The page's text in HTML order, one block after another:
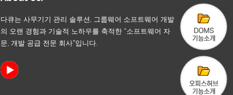
다큐는 사무기기 관리 솔루션, 그룹웨어 소프트웨어 개발
의 오랜 경험과 기술적 노하우를 축적한 “소프트웨어 자
문, 개발 공급 전문 회사”입니다.